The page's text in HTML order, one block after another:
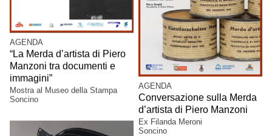
AGENDA
“La Merda d’artista di Piero
Manzoni tra documenti e
immagini”
Mostra al Museo della Stampa
Soncino
AGENDA
Conversazione sulla Merda
d’artista di Piero Manzoni
Ex Filanda Meroni
Soncino